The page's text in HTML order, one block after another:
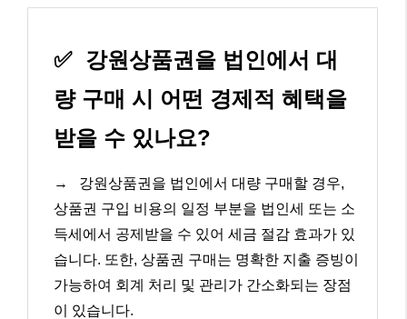
✅ 강원상품권을 법인에서 대
량 구매 시 어떤 경제적 혜택을
받을 수 있나요?
→
강원상품권을 법인에서 대량 구매할 경우,
상품권 구입 비용의 일정 부분을 법인세 또는 소
득세에서 공제받을 수 있어 세금 절감 효과가 있
습니다. 또한, 상품권 구매는 명확한 지출 증빙이
가능하여 회계 처리 및 관리가 간소화되는 장점
이 있습니다.